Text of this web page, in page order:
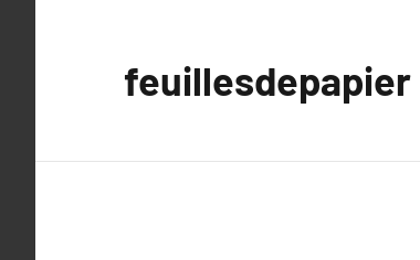
feuillesdepapier